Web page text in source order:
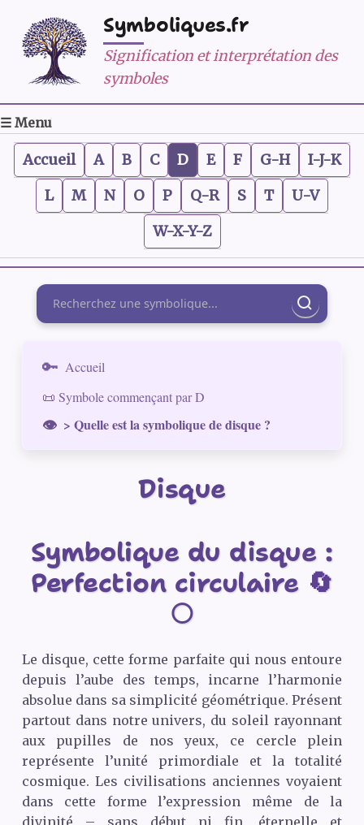
Symboliques.fr
Signification et interprétation des
symboles
☰ Menu
Accueil A B C D E F G-H
I-J-K
L
M N O P Q-R S T
U-V
W-X-Y-Z
Rechercher
Accueil
📜 Symbole commençant par D
> Quelle est la symbolique de disque ?
Disque
Symbolique du disque :
Perfection circulaire 🔄
🌕
Le disque, cette forme parfaite qui nous entoure
depuis l’aube des temps, incarne l’harmonie
absolue dans sa simplicité géométrique. Présent
partout dans notre univers, du soleil rayonnant
aux pupilles de nos yeux, ce cercle plein
représente l’unité primordiale et la totalité
cosmique. Les civilisations anciennes voyaient
dans cette forme l’expression même de la